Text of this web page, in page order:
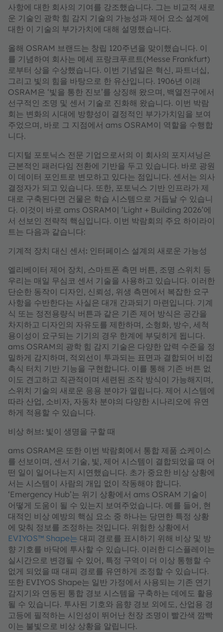
사항에 대한 회사의 기여를 강조했습니다. 그는 비교적 새로
운 기술인 광학 힘 감지 기술의 가능성과 제어 요소 설계에
대한 이 기술의 부가가치에 대해 설명했습니다.
올해 OSRAM 브랜드는 창립 120주년을 맞이했습니다. 이
를 기념하여 회사는 메세 프랑크푸르트(Messe Frankfurt)
로부터 상을 수상했습니다. 이번 기념일은 혁신, 파트너십,
그리고 빛의 힘을 바탕으로 한 유산입니다. 1906년 이래
OSRAM은 ‘빛을 통한 진보’를 상징해 왔으며, 백열전구에서
선구적인 조명 및 센서 기술로 진화해 왔습니다. 이번 박람
회는 변화의 시대에 방향성이 결정적인 부가가치임을 보여
주었으며, 바로 그 지점에서 ams OSRAM이 역할을 수행합
니다.
디지털 포토닉스 전문 기업으로서의 이 회사의 포지셔닝은
근본적인 패러다임 전환에 기반을 두고 있습니다. 바로 광원
이 데이터 포인트로 변모하고 있다는 점입니다. 센서는 의사
결정자가 되고 있습니다. 또한, 포토닉스 기반 인프라가 제
대로 구축된다면 건물은 학습 시스템으로 거듭날 수 있습니
다. 이것이 바로 ams OSRAM이 ‘Light + Building 2026’에
서 선보인 전략적 핵심입니다. 이번 박람회의 주요 하이라이
트는 다음과 같습니다:
기계적 장치 대신 센서: 인터페이스 설계의 새로운 가능성
엘리베이터 제어 장치, 스마트폰 측면 버튼, 조명 스위치 등
우리는 매일 무심코 센서 기술을 사용하고 있습니다. 이러한
단순한 동작이 디자인, 신뢰성, 위생 측면에서 복잡한 요구
사항을 수반한다는 사실은 대개 간과되기 마련입니다. 기계
식 또는 정전용량식 버튼과 같은 기존 제어 방식은 공간을
차지하고 디자인의 자유도를 제한하며, 소형화, 방수, 세척
용이성이 요구되는 기기의 경우 한계에 부딪히게 됩니다.
ams OSRAM의 광학 힘 감지 기술은 다양한 압력 수준을 정
밀하게 감지하며, 적외선이 투과되는 표면과 결합되어 비접
촉식 터치 기반 기능을 구현합니다. 이를 통해 기존 버튼 없
이도 견고하고 직관적이며 세련된 조작 방식이 가능해지며,
스위치 기술의 새로운 응용 분야가 열립니다. 제어 시스템에
따라 산업, 소비자, 자동차 분야의 다양한 시나리오에 유연
하게 적용할 수 있습니다.
비상 허브: 빛이 생명을 구할 때
ams OSRAM은 또한 이번 박람회에서 통합 제품 쇼케이스
를 선보이며, 센서 기술, 빛, 제어 시스템이 결합되었을 때 어
떤 일이 일어나는지 시연했습니다. 초가 중요한 비상 상황에
서는 시스템이 사람의 개입 없이 작동해야 합니다.
‘Emergency Hub’는 위기 상황에서 ams OSRAM 기술이
어떻게 도움이 될 수 있는지 보여주었습니다. 예를 들어, 현
대적인 비상 예방의 핵심 요소 중 하나는 당면한 특정 상황
에 맞춰 정보를 조정하는 것입니다. 위험한 상황에서
EVIYOS™ Shape는 대피 경로를 표시하기 위해 비상 및 방
향 기호를 바닥에 투사할 수 있습니다. 이러한 디스플레이는
실시간으로 변경될 수 있어, 특정 구역이 더 이상 통행할 수
없게 되었을 때 대피 경로를 유연하게 조정할 수 있습니다.
또한 EVIYOS Shape는 일반 가정에서 사용되는 기존 연기
감지기와 연동된 통합 경보 시스템을 구축하는 데에도 활용
될 수 있습니다. 투사된 기호와 음향 경보 외에도, 산업용 경
고등에 필적하는 시인성이 뛰어난 천장 조명이 빨간색 깜빡
이는 불빛으로 비상 상황을 알립니다.